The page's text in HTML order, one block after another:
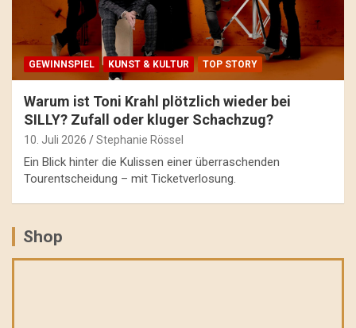
GEWINNSPIEL KUNST & KULTUR TOP STORY
Warum ist Toni Krahl plötzlich wieder bei
SILLY? Zufall oder kluger Schachzug?
10. Juli 2026 Stephanie Rössel
Ein Blick hinter die Kulissen einer überraschenden
Tourentscheidung – mit Ticketverlosung.
Shop